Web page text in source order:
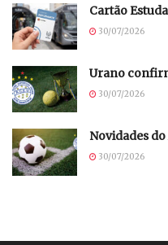
Cartão
30/07/2026
Urano
30/07/2026
Novidades
30/07/2026